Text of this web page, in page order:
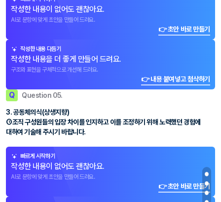
작성한 내용이 없어도 괜찮아요.
AI로 문항에 맞게 초안을 만들어 드려요.
👉 초안 바로 만들기
작성한 내용 다듬기
작성한 내용을 더 좋게 만들어 드려요.
구조와 표현을 구체적으로 개선해 드려요.
👉 내용 붙여넣고 첨삭하기
Q Question 05.
3. 공동체의식(상생지향)
①조직 구성원들의 입장 차이를 인지하고 이를 조정하기 위해 노력했던 경험에
대하여 기술해 주시기 바랍니다.
빠르게 시작하기
작성한 내용이 없어도 괜찮아요.
AI로 문항에 맞게 초안을 만들어 드려요.
👉 초안 바로 만들기